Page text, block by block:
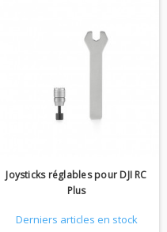
Joysticks réglables pour DJI RC
Plus
Derniers articles en stock